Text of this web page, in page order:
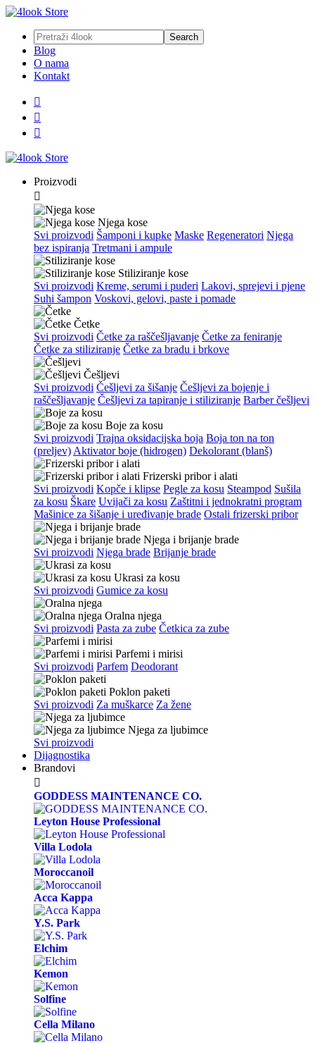
Blog
O nama
Kontakt



Proizvodi

Njega kose
Svi proizvodi Šamponi i kupke Maske Regeneratori Njega
bez ispiranja Tretmani i ampule
Stiliziranje kose
Svi proizvodi Kreme, serumi i puderi Lakovi, sprejevi i pjene
Suhi šampon Voskovi, gelovi, paste i pomade
Četke
Svi proizvodi Četke za raščešljavanje Četke za feniranje
Četke za stiliziranje Četke za bradu i brkove
Češljevi
Svi proizvodi Češljevi za šišanje Češljevi za bojenje i
raščešljavanje Češljevi za tapiranje i stiliziranje Barber češljevi
Boje za kosu
Svi proizvodi Trajna oksidacijska boja Boja ton na ton
(preljev) Aktivator boje (hidrogen) Dekolorant (blanš)
Frizerski pribor i alati
Svi proizvodi Kopče i klipse Pegle za kosu Steampod Sušila
za kosu Škare Uvijači za kosu Zaštitni i jednokratni program
Mašinice za šišanje i uređivanje brade Ostali frizerski pribor
Njega i brijanje brade
Svi proizvodi Njega brade Brijanje brade
Ukrasi za kosu
Svi proizvodi Gumice za kosu
Oralna njega
Svi proizvodi Pasta za zube Četkica za zube
Parfemi i mirisi
Svi proizvodi Parfem Deodorant
Poklon paketi
Svi proizvodi Za muškarce Za žene
Njega za ljubimce
Svi proizvodi
Dijagnostika
Brandovi

GODDESS MAINTENANCE CO.
Leyton House Professional
Villa Lodola
Moroccanoil
Acca Kappa
Y.S. Park
Elchim
Kemon
Solfine
Cella Milano